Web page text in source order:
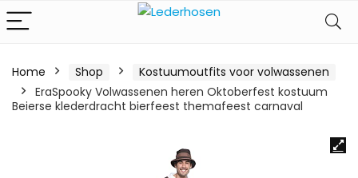
Home Shop
Kostuumoutfits voor volwassenen
EraSpooky Volwassenen heren Oktoberfest kostuum
Beierse klederdracht bierfeest themafeest carnaval